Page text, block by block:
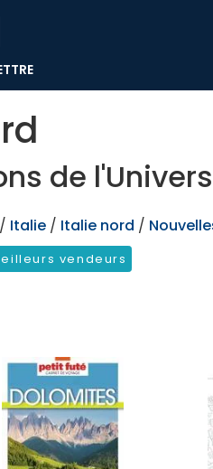
de
/ Italie / Italie nord /
vendeurs